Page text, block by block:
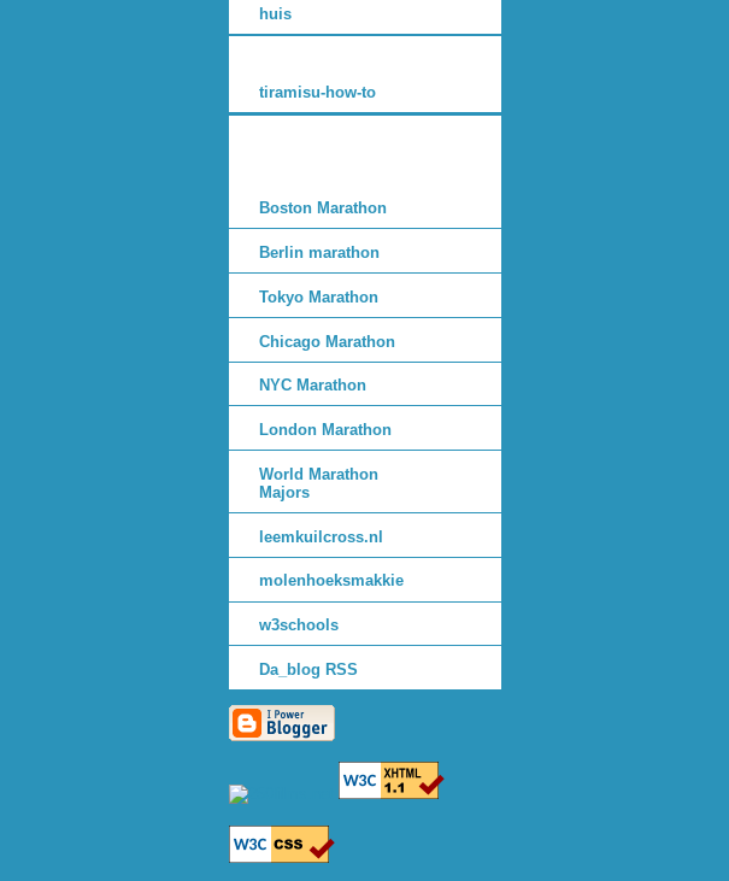
huis
tiramisu-how-to
Boston Marathon
Berlin marathon
Tokyo Marathon
Chicago Marathon
NYC Marathon
London Marathon
World Marathon
Majors
leemkuilcross.nl
molenhoeksmakkie
w3schools
Da_blog RSS